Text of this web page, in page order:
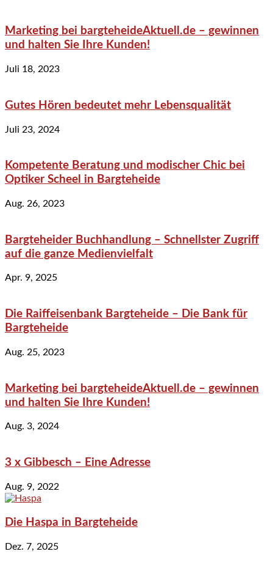
Marketing bei bargteheideAktuell.de – gewinnen
und halten Sie Ihre Kunden!
Juli 18, 2023
Gutes Hören bedeutet mehr Lebensqualität
Juli 23, 2024
Kompetente Beratung und modischer Chic bei
Optiker Scheel in Bargteheide
Aug. 26, 2023
Bargteheider Buchhandlung – Schnellster Zugriff
auf die ganze Medienvielfalt
Apr. 9, 2025
Die Raiffeisenbank Bargteheide – Die Bank für
Bargteheide
Aug. 25, 2023
Marketing bei bargteheideAktuell.de – gewinnen
und halten Sie Ihre Kunden!
Aug. 3, 2024
3 x Gibbesch – Eine Adresse
Aug. 9, 2022
Die Haspa in Bargteheide
Dez. 7, 2025